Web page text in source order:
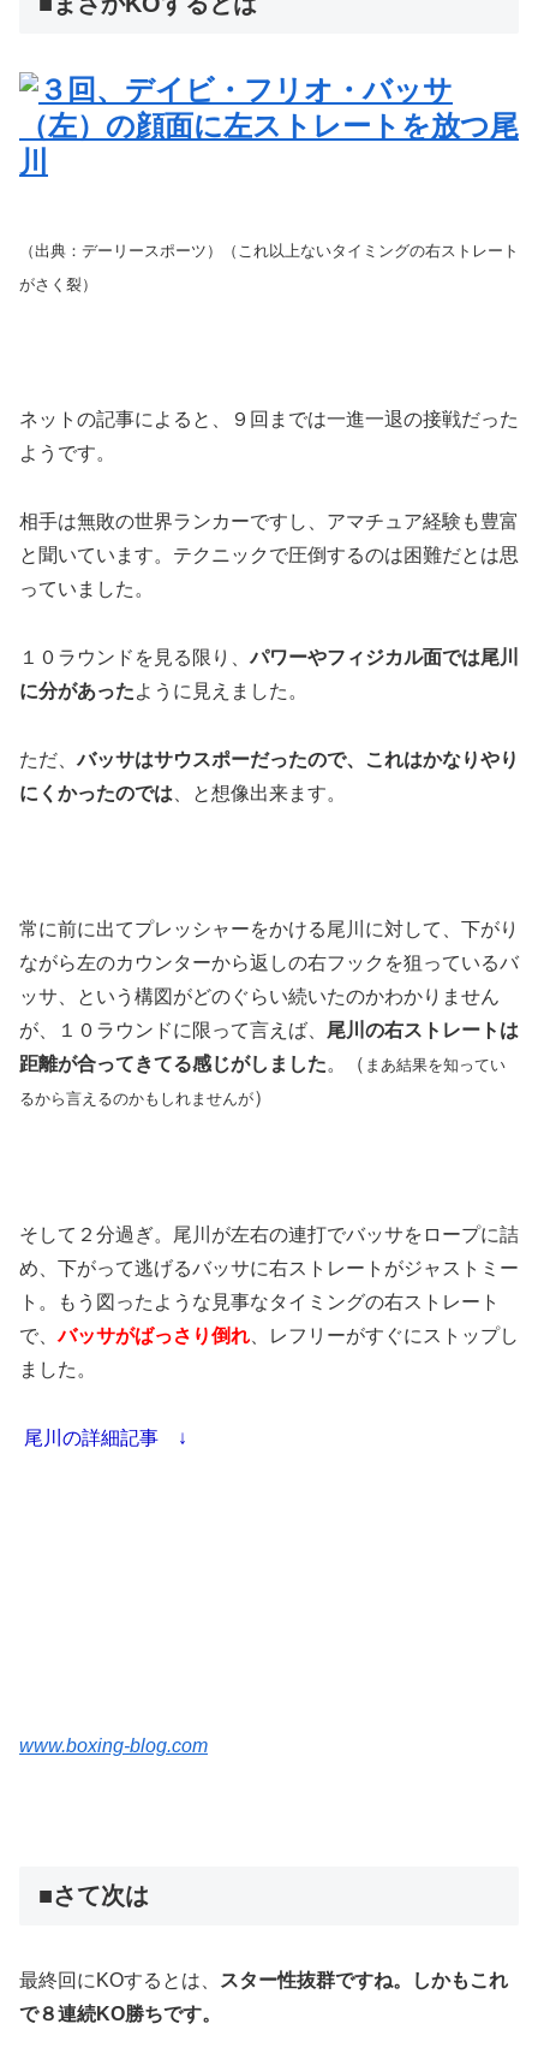
（出典：デーリースポーツ）（これ以上ないタイミングの右ストレート
がさく裂）
ネットの記事によると、９回までは一進一退の接戦だった
ようです。
相手は無敗の世界ランカーですし、アマチュア経験も豊富
と聞いています。テクニックで圧倒するのは困難だとは思
っていました。
１０ラウンドを見る限り、パワーやフィジカル面では尾川
に分があったように見えました。
ただ、バッサはサウスポーだったので、これはかなりやり
にくかったのでは 、と想像出来ます。
常に前に出てプレッシャーをかける尾川に対して、下がり
ながら左のカウンターから返しの右フックを狙っているバ
ッサ、という構図がどのぐらい続いたのかわかりません
が、１０ラウンドに限って言えば、
尾川の右ストレートは
距離が合ってきてる感じがしました。（ まあ結果を知ってい
るから言えるのかもしれませんが）
そして２分過ぎ。尾川が左右の連打でバッサをロープに詰
め、下がって逃げるバッサに右ストレートがジャストミー
ト。もう図ったような見事なタイミングの右ストレート
で、バッサがばっさり倒れ 、レフリーがすぐにストップし
ました。
尾川の詳細記事 ↓
www.boxing-blog.com
■さて次は
最終回にKOするとは、
スター性抜群ですね。しかもこれ
で８連続KO勝ちです。